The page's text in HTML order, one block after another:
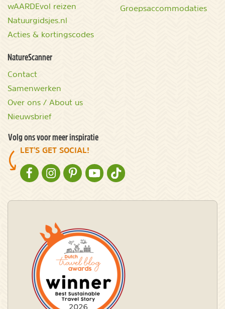
wAARDEvol reizen
Natuurgidsjes.nl
Acties & kortingscodes
Groepsaccommodaties
NatureScanner
Contact
Samenwerken
Over ons / About us
Nieuwsbrief
Volg ons voor meer inspiratie
LET'S GET SOCIAL!
NATURESCANNER OP FACEBOOK
NATURESCANNER OP INSTAGRAM
NATURESCANNER OP PINTEREST
NATURESCANNER OP YOUTUBE
NATURESCANNER OP TIKTOK